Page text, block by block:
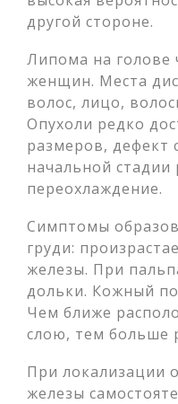
другой стороне.
Липома на голове
женщин. Места
волос, лицо,
Опухоли редко
размеров, дефект
начальной стадии
переохлаждение.
Симптомы
груди:
железы. При
дольки. Кожный
Чем ближе
слою, тем больше
При локализации
железы